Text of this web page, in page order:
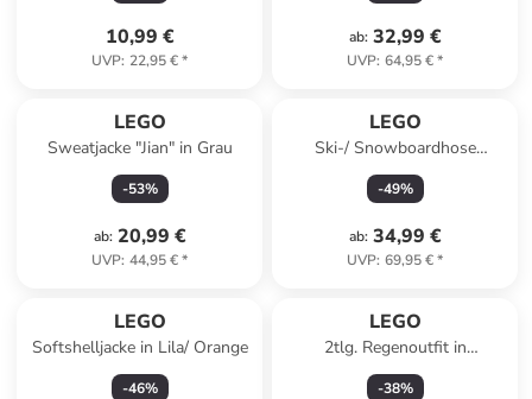
10,99 €
UVP: 22,95 €*
ab: 32,99 €
UVP: 64,95 €*
LEGO
Sweatjacke "Jian" in Grau
-53%
ab: 20,99 €
UVP: 44,95 €*
LEGO
Ski-/ Snowboardhose
''Lwpowai 701'' in Schwarz
-49%
ab: 34,99 €
UVP: 69,95 €*
LEGO
Softshelljacke in Lila/ Orange
-46%
LEGO
2tlg. Regenoutfit in
Dunkelblau
-38%